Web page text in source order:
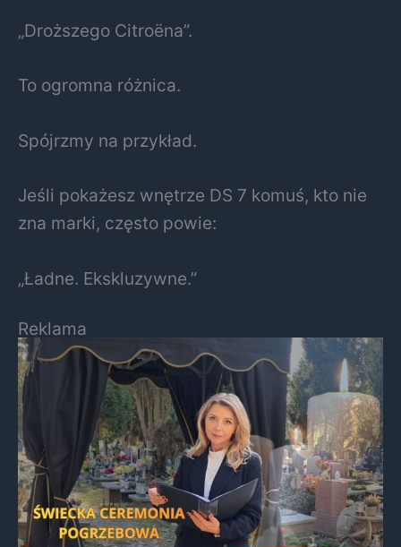
„Droższego Citroëna”.
To ogromna różnica.
Spójrzmy na przykład.
Jeśli pokażesz wnętrze DS 7 komuś, kto nie
zna marki, często powie:
„Ładne. Ekskluzywne.”
Reklama